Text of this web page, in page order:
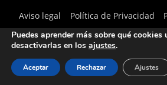
Aviso legal
Política de Privacidad
Utilizamos cookies para ofrecerte la
nuestra web.
Puedes aprender más sobre qué
desactivarlas en los ajustes.
Aceptar Rechazar Ajustes